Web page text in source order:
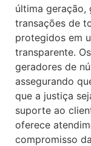
última geração,
transações de
protegidos em
transparente.
geradores de
assegurando
que a justiça
suporte ao
oferece
compromisso